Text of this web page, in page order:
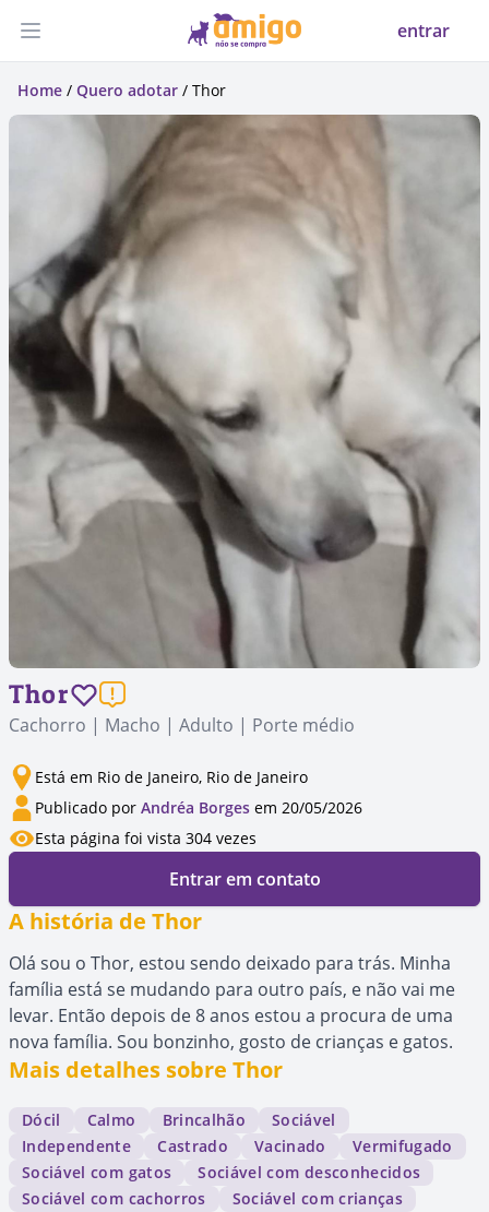
Abrir menu entrar
Home / Quero adotar / Thor
Thor
Cachorro | Macho | Adulto | Porte médio
Está em Rio de Janeiro, Rio de Janeiro
Publicado por Andréa Borges em 20/05/2026
Esta página foi vista 304 vezes
Entrar em contato
A história de Thor
Olá sou o Thor, estou sendo deixado para trás. Minha
família está se mudando para outro país, e não vai me
levar. Então depois de 8 anos estou a procura de uma
nova família. Sou bonzinho, gosto de crianças e gatos.
Mais detalhes sobre Thor
Dócil Calmo Brincalhão
Sociável
Independente
Castrado Vacinado
Vermifugado
Sociável com gatos
Sociável com desconhecidos
Sociável com cachorros
Sociável com crianças